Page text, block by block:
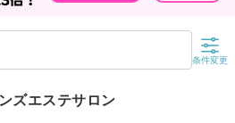
条件変更
ズエステサロン